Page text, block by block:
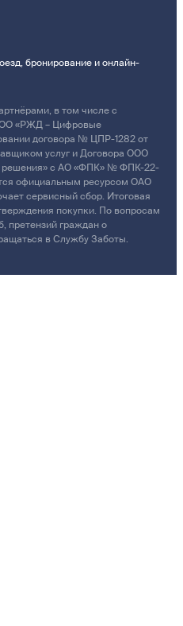
бронирование и онлайн-
в том числе с
«РЖД – Цифровые
договора № ЦПР-1282 от
услуг и Договора ООО
с АО «ФПК» № ФПК-22-
официальным ресурсом ОАО
сервисный сбор. Итоговая
покупки. По вопросам
претензий граждан о
в Службу Заботы.